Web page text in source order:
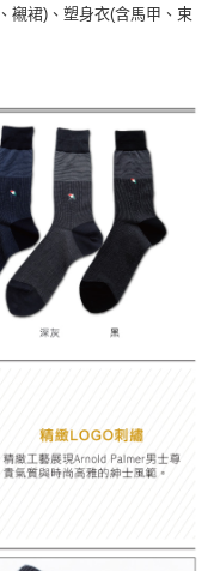
襯裙)、塑身衣(含馬甲、束